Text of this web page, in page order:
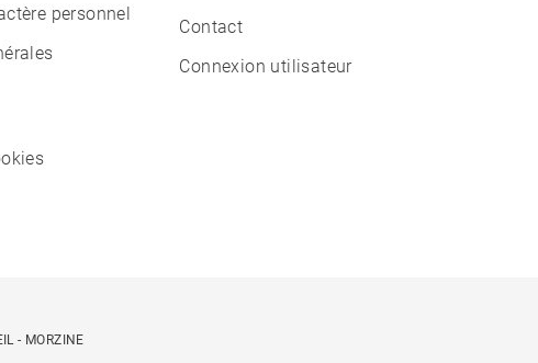
personnel
Contact
Connexion utilisateur
- MORZINE